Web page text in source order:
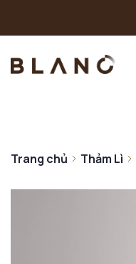
Trang chủ Thảm Lì